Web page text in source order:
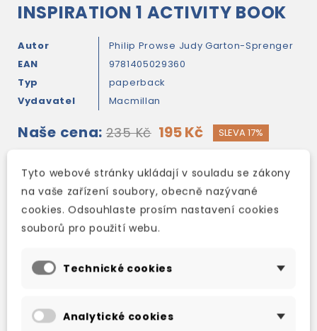
INSPIRATION 1 ACTIVITY BOOK
Autor Philip Prowse Judy Garton-Sprenger
EAN
9781405029360
Typ
paperback
Vydavatel
Macmillan
Naše cena: 235 Kč 195 Kč SLEVA 17%
skladem (ihned expedujeme)
Přidat do košíku
Rychlé a spolehlivé doručení
Možnost výměny zboží
Tyto webové stránky ukládají v souladu se zákony
na vaše zařízení soubory, obecně nazývané
cookies. Odsouhlaste prosím nastavení cookies
souborů pro použití webu.
Technické cookies
Analytické cookies